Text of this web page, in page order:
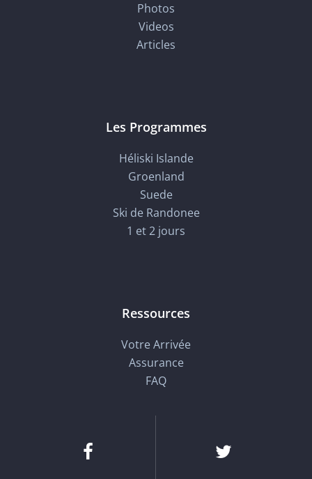
Photos
Videos
Articles
Les Programmes
Héliski Islande
Groenland
Suede
Ski de Randonee
1 et 2 jours
Ressources
Votre Arrivée
Assurance
FAQ
Facebook Twitter